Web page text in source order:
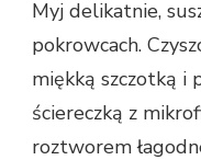
Myj delikatnie,
pokrowcach.
miękką szczotką i
ściereczką z
roztworem